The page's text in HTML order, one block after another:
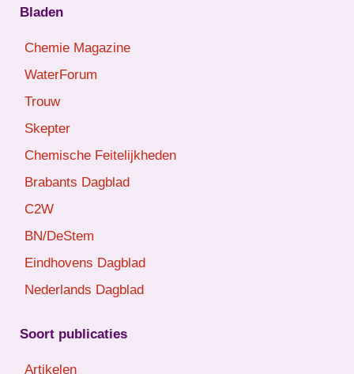
Bladen
Chemie Magazine
WaterForum
Trouw
Skepter
Chemische Feitelijkheden
Brabants Dagblad
C2W
BN/DeStem
Eindhovens Dagblad
Nederlands Dagblad
Soort publicaties
Artikelen